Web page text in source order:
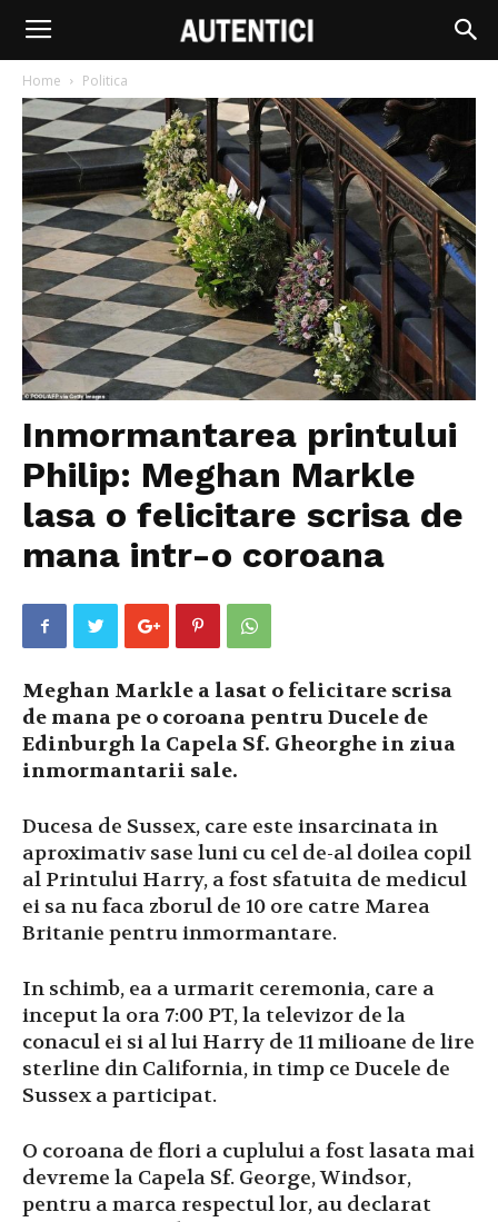
Home Politica
Inmormantarea printului
Philip: Meghan Markle
lasa o felicitare scrisa de
mana intr-o coroana
Meghan Markle a lasat o felicitare scrisa
de mana pe o coroana pentru Ducele de
Edinburgh la Capela Sf. Gheorghe in ziua
inmormantarii sale.
Ducesa de Sussex, care este insarcinata in
aproximativ sase luni cu cel de-al doilea copil
al Printului Harry, a fost sfatuita de medicul
ei sa nu faca zborul de 10 ore catre Marea
Britanie pentru inmormantare.
In schimb, ea a urmarit ceremonia, care a
inceput la ora 7:00 PT, la televizor de la
conacul ei si al lui Harry de 11 milioane de lire
sterline din California, in timp ce Ducele de
Sussex a participat.
O coroana de flori a cuplului a fost lasata mai
devreme la Capela Sf. George, Windsor,
pentru a marca respectul lor, au declarat